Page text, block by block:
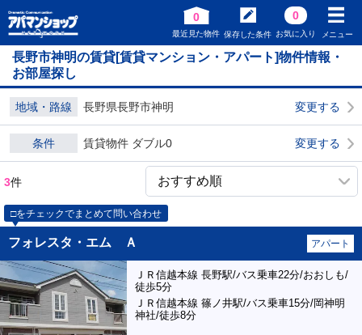
0
最近見た物件 保存した条件
0
お気に入り メニュー
長野市神明の賃貸[賃貸マンション・アパート]物件情報・
お部屋探し
地域・路線 長野県長野市神明 変更する
条件 賃貸物件 ダブル0 変更する
3件
□をチェックでまとめて問い合わせ
フォレスタ・エム Ａ アパート
ＪＲ信越本線 長野駅/バス乗車22分/おおしも/
徒歩5分
ＪＲ信越本線 篠ノ井駅/バス乗車15分/岡神明
神社/徒歩8分